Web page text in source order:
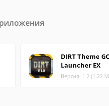
DIRT Theme
Launcher EX
Версия: 1.2 (1.22